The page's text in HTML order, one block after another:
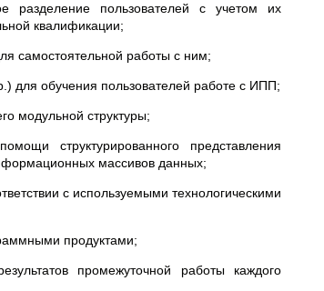
разделение пользователей с учетом их
квалификации;
самостоятельной работы с ним;
для обучения пользователей работе с ИПП;
модульной структуры;
структурированного представления
массивов данных;
с используемыми технологическими
продуктами;
промежуточной работы каждого